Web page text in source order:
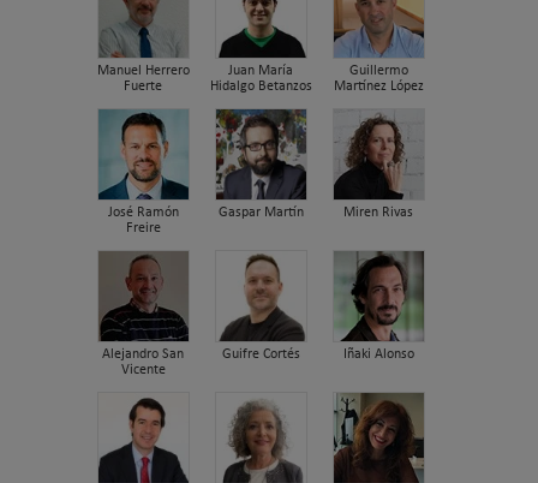
Manuel Herrero
Fuerte
Juan María
Hidalgo Betanzos
Guillermo
Martínez López
José Ramón
Freire
Gaspar Martín Miren Rivas
Alejandro San
Vicente
Guifre Cortés Iñaki Alonso